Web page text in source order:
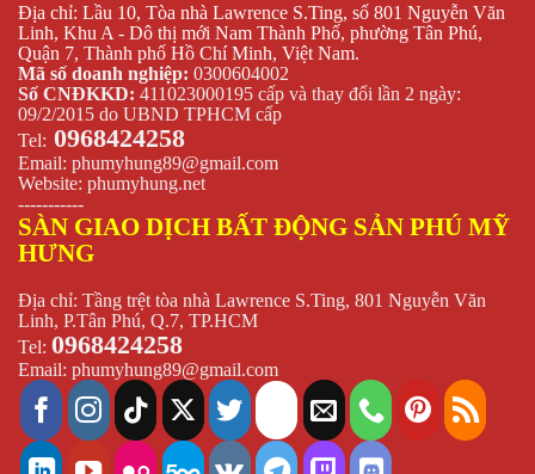
Địa chỉ: Lầu 10, Tòa nhà Lawrence S.Ting, số 801 Nguyễn Văn
Linh, Khu A - Dô thị mới Nam Thành Phố, phường Tân Phú,
Quận 7, Thành phố Hồ Chí Minh, Việt Nam.
Mã số doanh nghiệp: 0300604002
Số CNĐKKD: 411023000195 cấp và thay đổi lần 2 ngày:
09/2/2015 do UBND TPHCM cấp
Tel: 0968424258
Email: phumyhung89@gmail.com
Website: phumyhung.net
-----------
SÀN GIAO DỊCH BẤT ĐỘNG SẢN PHÚ MỸ
HƯNG
Địa chỉ: Tầng trệt tòa nhà Lawrence S.Ting, 801 Nguyễn Văn
Linh, P.Tân Phú, Q.7, TP.HCM
Tel: 0968424258
Email: phumyhung89@gmail.com